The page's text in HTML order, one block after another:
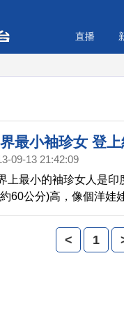
直播
最小袖珍女 登
09-13 21:42:09
上最小的袖珍女人是
60公分)高，像個洋娃
版的金氏世界紀錄宣傳
< 1